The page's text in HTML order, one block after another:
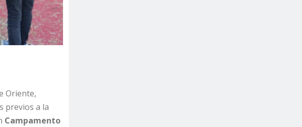
Oriente,
previos a la
Campamento